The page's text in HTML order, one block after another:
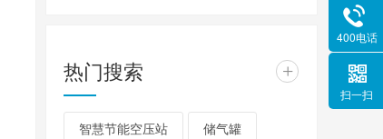
热门搜索 +
智慧节能空压站 储气罐
400电话
扫一扫